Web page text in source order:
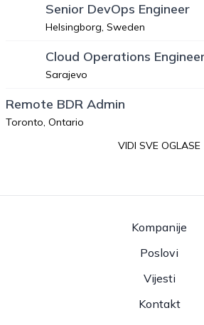
Senior DevOps Engineer
Helsingborg, Sweden
Cloud Operations
Sarajevo
Remote BDR Admin
Toronto, Ontario
VIDI SVE OGLASE
Kompanije
Poslovi
Vijesti
Kontakt